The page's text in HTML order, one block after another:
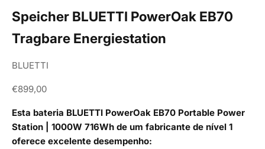
Speicher BLUETTI PowerOak EB70
Tragbare Energiestation
BLUETTI
Angebot
€899,00
Esta bateria BLUETTI PowerOak EB70 Portable Power
Station | 1000W 716Wh de um fabricante de nível 1
oferece excelente desempenho: